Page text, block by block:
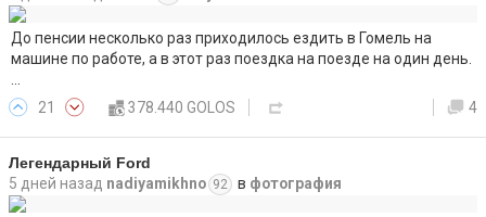
До пенсии несколько раз приходилось ездить в Гомель на
машине по работе, а в этот раз поездка на поезде на один день.
21
378.440 GOLOS 4
Легендарный Ford
5 дней назад nadiyamikhno 92 в фотография